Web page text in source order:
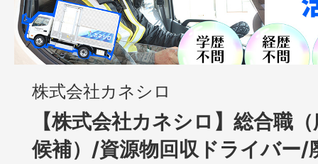
株式会社カネシロ
【株式会社カネシロ】総合職
候補）/資源物回収ドライバー/